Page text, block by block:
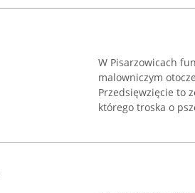
W Pisarzowicach
malowniczym
Przedsięwzięcie to
którego troska o